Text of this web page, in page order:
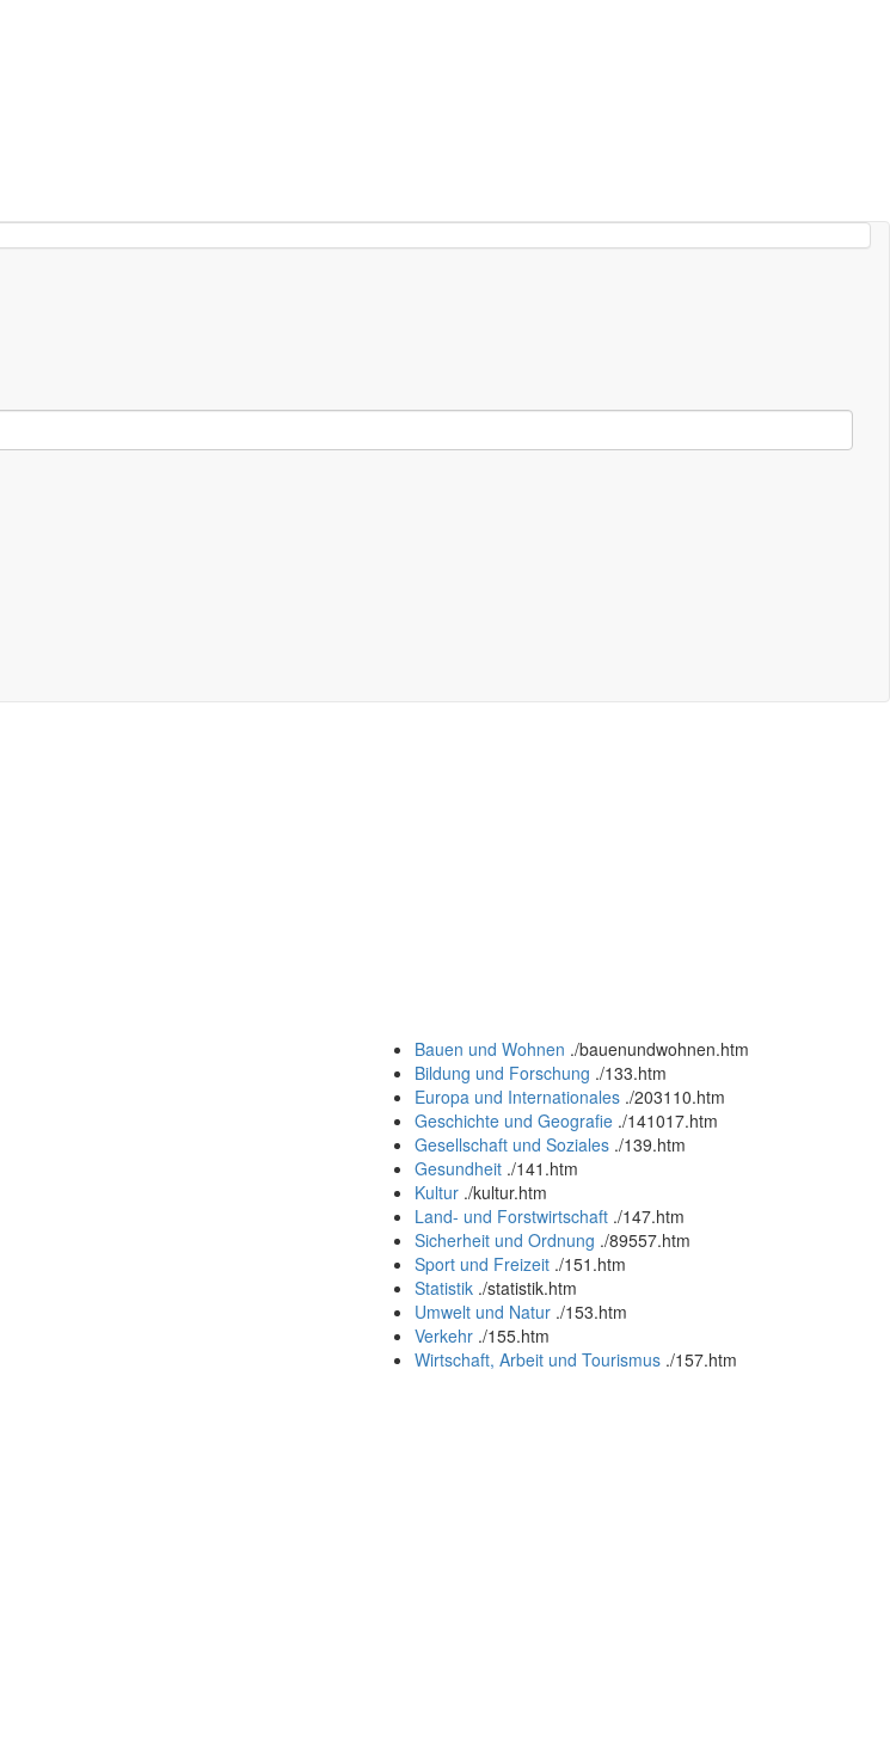
Bauen und Wohnen ./bauenundwohnen.htm
Bildung und Forschung ./133.htm
Europa und Internationales ./203110.htm
Geschichte und Geografie ./141017.htm
Gesellschaft und Soziales ./139.htm
Gesundheit ./141.htm
Kultur ./kultur.htm
Land- und Forstwirtschaft ./147.htm
Sicherheit und Ordnung ./89557.htm
Sport und Freizeit ./151.htm
Statistik ./statistik.htm
Umwelt und Natur ./153.htm
Verkehr ./155.htm
Wirtschaft, Arbeit und Tourismus ./157.htm